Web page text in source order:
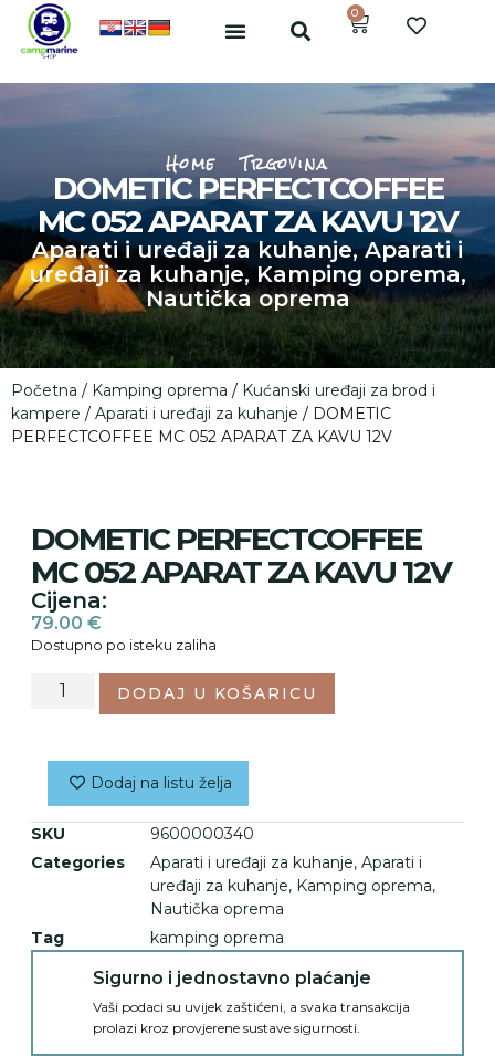
0
Home Trgovina
DOMETIC PERFECTCOFFEE
MC 052 APARAT ZA KAVU 12V
Aparati i uređaji za kuhanje,Aparati i
uređaji za kuhanje, Kamping oprema,
Nautička oprema
Početna / Kamping oprema / Kućanski uređaji za brod i
kampere / Aparati i uređaji za kuhanje / DOMETIC
PERFECTCOFFEE MC 052 APARAT ZA KAVU 12V
DOMETIC PERFECTCOFFEE
MC 052 APARAT ZA KAVU 12V
Cijena:
79.00 €
Dostupno po isteku zaliha
DODAJ U KOŠARICU
Dodaj na listu želja
SKU
9600000340
Categories
Aparati i uređaji za kuhanje, Aparati i
uređaji za kuhanje, Kamping oprema,
Nautička oprema
Tag
kamping oprema
Sigurno i jednostavno plaćanje
Vaši podaci su uvijek zaštićeni, a svaka transakcija
prolazi kroz provjerene sustave sigurnosti.